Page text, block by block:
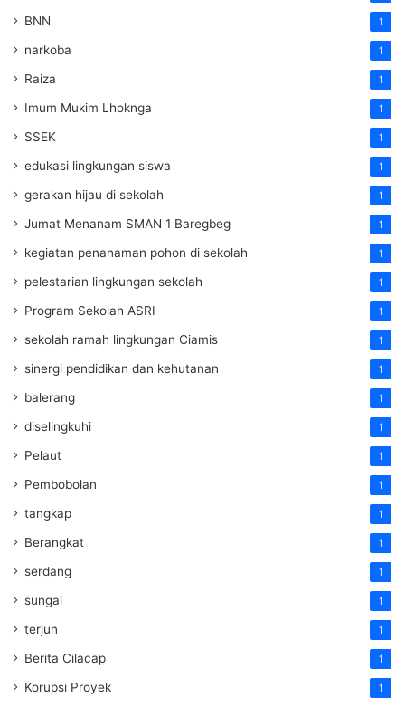
BNN 1
narkoba 1
Raiza 1
Imum Mukim Lhoknga 1
SSEK 1
edukasi lingkungan siswa 1
gerakan hijau di sekolah 1
Jumat Menanam SMAN 1 Baregbeg 1
kegiatan penanaman pohon di sekolah 1
pelestarian lingkungan sekolah 1
Program Sekolah ASRI 1
sekolah ramah lingkungan Ciamis 1
sinergi pendidikan dan kehutanan 1
balerang 1
diselingkuhi 1
Pelaut 1
Pembobolan 1
tangkap 1
Berangkat 1
serdang 1
sungai 1
terjun 1
Berita Cilacap 1
Korupsi Proyek 1